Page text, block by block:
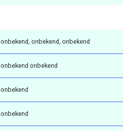
onbekend, onbekend, onbekend
onbekend onbekend
onbekend
onbekend